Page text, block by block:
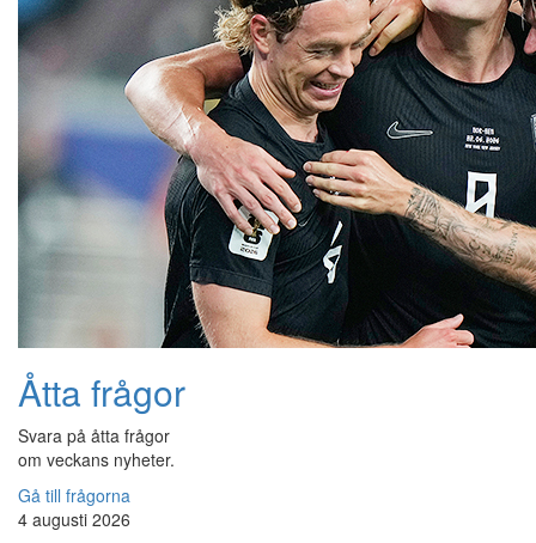
Åtta frågor
Svara på åtta frågor
om veckans nyheter.
Gå till frågorna
4 augusti 2026